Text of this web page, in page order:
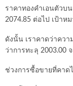
ราคาทองคำเอนตัวบ
2074.85 ต่อไป เป้าห
ดังนั้น เราคาดว่าคว
ว่าการทะลุ 2003.00
ช่วงการซื้อขายที่คาด